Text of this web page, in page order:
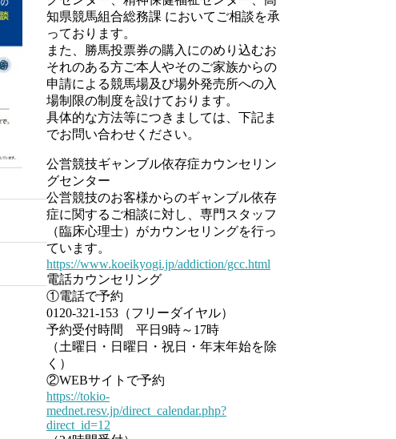
知県競馬組合総務課 においてご相談を承
っております。
また、勝馬投票券の購入にのめり込むお
それのある方ご本人やそのご家族からの
申請による競馬場及び場外発売所への入
場制限の制度を設けております。
具体的な方法等につきましては、下記ま
でお問い合わせください。
公営競技ギャンブル依存症カウンセリン
グセンター
公営競技のお客様からのギャンブル依存
症に関するご相談に対し、専門スタッフ
（臨床心理士）がカウンセリングを行っ
ています。
https://www.koeikyogi.jp/addiction/gcc.html
電話カウンセリング
①電話で予約
0120-321-153（フリーダイヤル）
予約受付時間 平日9時～17時
（土曜日・日曜日・祝日・年末年始を除
く）
②WEBサイトで予約
https://tokio-
mednet.resv.jp/direct_calendar.php?
direct_id=12